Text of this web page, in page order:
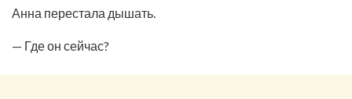
Анна перестала дышать.
— Где он сейчас?